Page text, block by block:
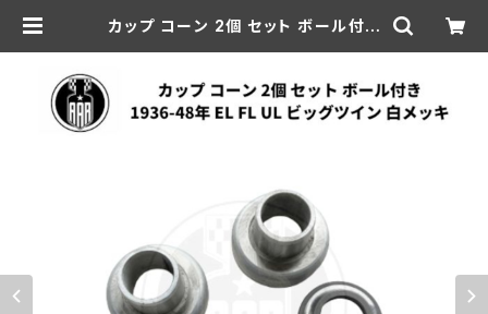
カップ コーン 2個 セット ボール付き